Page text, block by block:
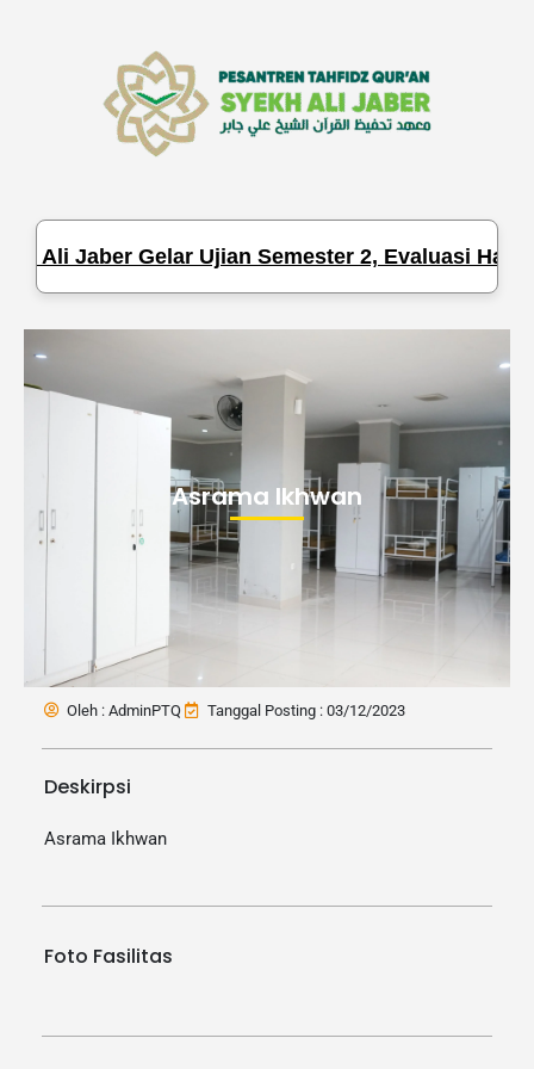
Ali Jaber Gelar Ujian Semester 2, Evaluasi
Asrama Ikhwan
Oleh : AdminPTQ Tanggal Posting : 03/12/2023
Deskirpsi
Asrama Ikhwan
Foto Fasilitas